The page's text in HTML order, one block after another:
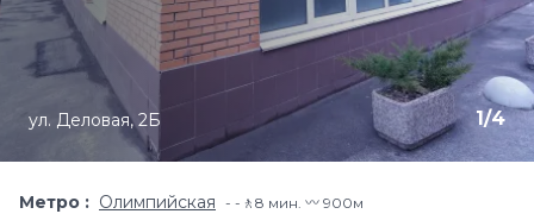
1/4
ул. Деловая, 2Б
Метро Олимпийская -🚶8 мин. 〰️ 900м